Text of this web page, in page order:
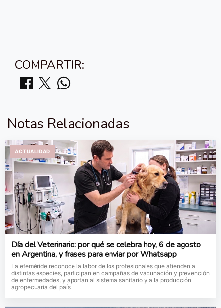
COMPARTIR:
Notas Relacionadas
ACTUALIDAD
Día del Veterinario: por qué se celebra hoy, 6 de agosto
en Argentina, y frases para enviar por Whatsapp
La efeméride reconoce la labor de los profesionales que atienden a
distintas especies, participan en campañas de vacunación y prevención
de enfermedades, y aportan al sistema sanitario y a la producción
agropecuaria del país